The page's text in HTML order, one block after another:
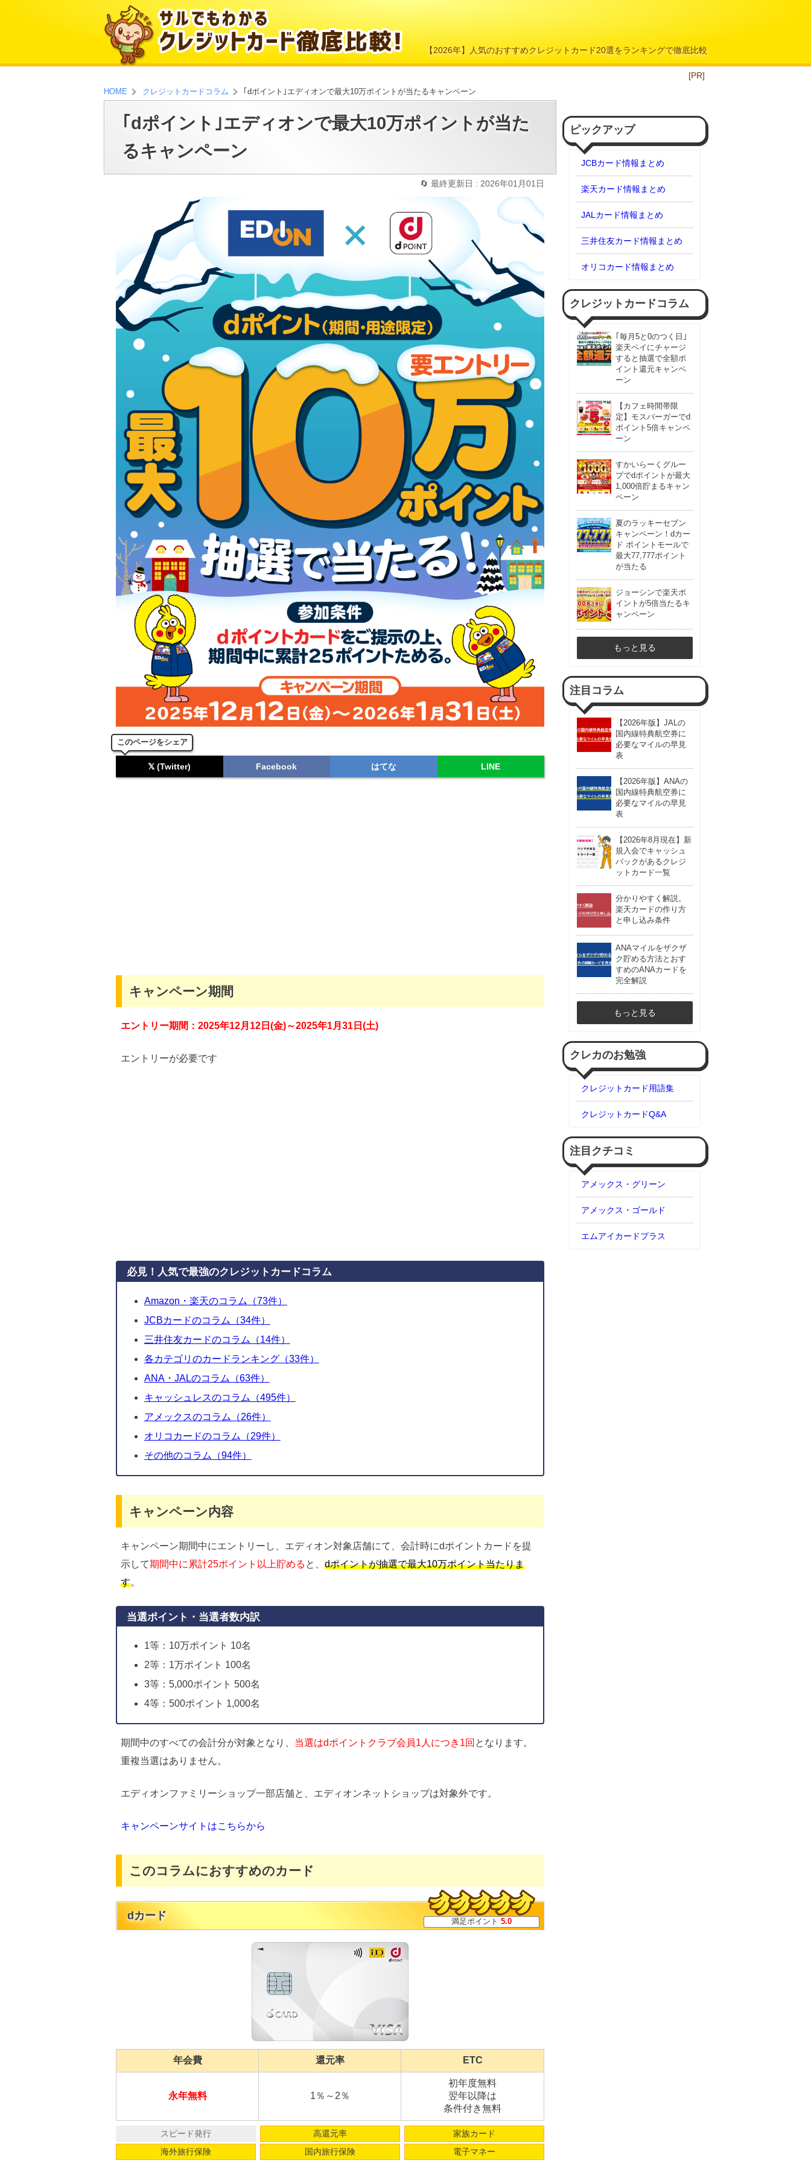
【2026年】人気のおすすめクレジットカード20選をランキングで徹底比較
[PR]
HOME クレジットカードコラム ｢dポイント｣エディオンで最大10万ポイントが当たるキャンペーン
｢dポイント｣エディオンで最大10万ポイントが当た
るキャンペーン
最終更新日 : 2026年01月01日
このページをシェア
𝕏 (Twitter) Facebook はてな LINE
キャンペーン期間
エントリー期間：2025年12月12 日(金)～2025年1月31日(土)
エントリーが必要です
必見！人気で最強のクレジットカードコラム
Amazon・楽天のコラム（73件）
JCBカードのコラム（34件）
三井住友カードのコラム（14件）
各カテゴリのカードランキング（33件）
ANA・JALのコラム（63件）
キャッシュレスのコラム（495件）
アメックスのコラム（26件）
オリコカードのコラム（29件）
その他のコラム（94件）
キャンペーン内容
キャンペーン期間中にエントリーし、エディオン対象店舗にて、会計時にdポイントカードを提
示して期間中に累計25ポイント以上貯める と、 dポイントが抽選で最大10万ポイント当たりま
す。
当選ポイント・当選者数内訳
1等：10万ポイント 10名
2等：1万ポイント 100名
3等：5,000ポイント 500名
4等：500ポイント 1,000名
期間中のすべての会計分が対象となり、 当選はdポイントクラブ会員1人につき1回 となります。
重複当選はありません。
エディオンファミリーショップ一部店舗と、エディオンネットショップは対象外です。
キャンペーンサイトはこちらから
このコラムにおすすめのカード
dカード 満足ポイント 5.0
年会費 還元率 ETC
永年無料 1％～2％
初年度無料
翌年以降は
条件付き無料
スピード発行 高還元率
家族カード
海外旅行保険
国内旅行保険 電子マネー
ピックアップ
JCBカード情報まとめ
楽天カード情報まとめ
JALカード情報まとめ
三井住友カード情報まとめ
オリコカード情報まとめ
クレジットカードコラム
｢毎月5と0のつく日｣
楽天ペイにチャージ
すると抽選で全額ポ
イント還元キャンペ
ーン
【カフェ時間帯限
定】モスバーガーでd
ポイント5倍キャンペ
ーン
すかいらーくグルー
プでdポイントが最大
1,000倍貯まるキャン
ペーン
夏のラッキーセブン
キャンペーン！dカー
ド ポイントモールで
最大77,777ポイント
が当たる
ジョーシンで楽天ポ
イントが5倍当たるキ
ャンペーン
もっと見る
注目コラム
【2026年版】JALの
国内線特典航空券に
必要なマイルの早見
表
【2026年版】ANAの
国内線特典航空券に
必要なマイルの早見
表
【2026年8月現在】新
規入会でキャッシュ
バックがあるクレジ
ットカード一覧
分かりやすく解説。
楽天カードの作り方
と申し込み条件
ANAマイルをザクザ
ク貯める方法とおす
すめのANAカードを
完全解説
もっと見る
クレカのお勉強
クレジットカード用語集
クレジットカードQ&A
注目クチコミ
アメックス・グリーン
アメックス・ゴールド
エムアイカードプラス